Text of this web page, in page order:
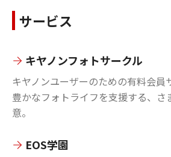
サービス
キヤノンフォトサークル
キヤノンユーザーのための有料会員
豊かなフォトライフを支援する、さ
意。
EOS学園